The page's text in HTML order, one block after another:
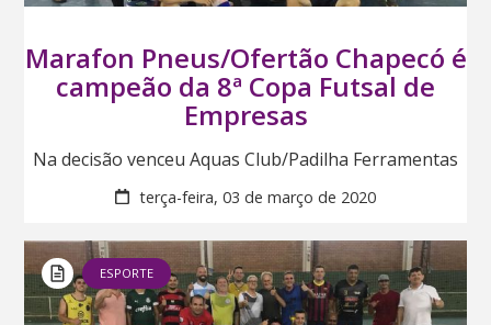
Marafon Pneus/Ofertão Chapecó é
campeão da 8ª Copa Futsal de
Empresas
Na decisão venceu Aquas Club/Padilha Ferramentas
terça-feira, 03 de março de 2020
ESPORTE